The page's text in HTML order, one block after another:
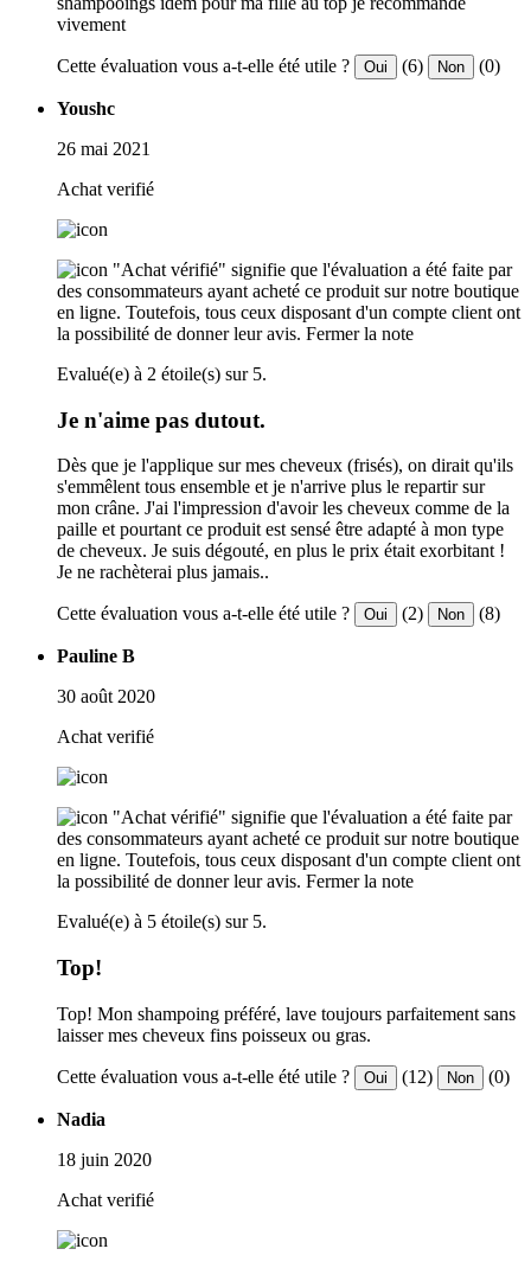
vivement
Cette évaluation vous a-t-elle été utile ? Oui (6) Non (0)
Youshc
26 mai 2021
Achat verifié
"Achat vérifié" signifie que l'évaluation a été faite par
des consommateurs ayant acheté ce produit sur notre boutique
en ligne. Toutefois, tous ceux disposant d'un compte client ont
la possibilité de donner leur avis. Fermer la note
Evalué(e) à 2 étoile(s) sur 5.
Je n'aime pas dutout.
Dès que je l'applique sur mes cheveux (frisés), on dirait qu'ils
s'emmêlent tous ensemble et je n'arrive plus le repartir sur
mon crâne. J'ai l'impression d'avoir les cheveux comme de la
paille et pourtant ce produit est sensé être adapté à mon type
de cheveux. Je suis dégouté, en plus le prix était exorbitant !
Je ne rachèterai plus jamais..
Cette évaluation vous a-t-elle été utile ? Oui (2) Non (8)
Pauline B
30 août 2020
Achat verifié
"Achat vérifié" signifie que l'évaluation a été faite par
des consommateurs ayant acheté ce produit sur notre boutique
en ligne. Toutefois, tous ceux disposant d'un compte client ont
la possibilité de donner leur avis. Fermer la note
Evalué(e) à 5 étoile(s) sur 5.
Top!
Top! Mon shampoing préféré, lave toujours parfaitement sans
laisser mes cheveux fins poisseux ou gras.
Cette évaluation vous a-t-elle été utile ? Oui (12) Non (0)
Nadia
18 juin 2020
Achat verifié